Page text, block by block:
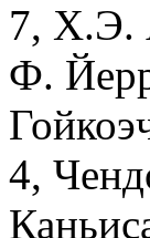
7, Х.Э.
Ф.
4,